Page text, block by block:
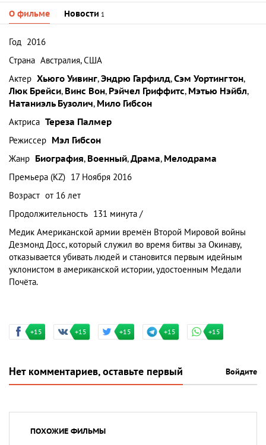
О фильме Новости 1
Год 2016
Страна Австралия, США
Актер Хьюго Уивинг,Эндрю Гарфилд,Сэм Уортингтон,
Люк Брейси, Винс Вон, Рэйчел Гриффитс, Мэтью Нэйбл,
Натаниэль Бузолич, Мило Гибсон
Актриса Тереза Палмер
Режиссер Мэл Гибсон
Жанр Биография, Военный,Драма, Мелодрама
Премьера (KZ) 17 Ноября 2016
Возраст от 16 лет
Продолжительность 131 минута /
Медик Американской армии времён Второй Мировой войны
Дезмонд Досс, который служил во время битвы за Окинаву,
отказывается убивать людей и становится первым идейным
уклонистом в американской истории, удостоенным Медали
Почёта.
+15 +15 +15 +15 +15
Нет комментариев, оставьте первый Войдите
ПОХОЖИЕ ФИЛЬМЫ